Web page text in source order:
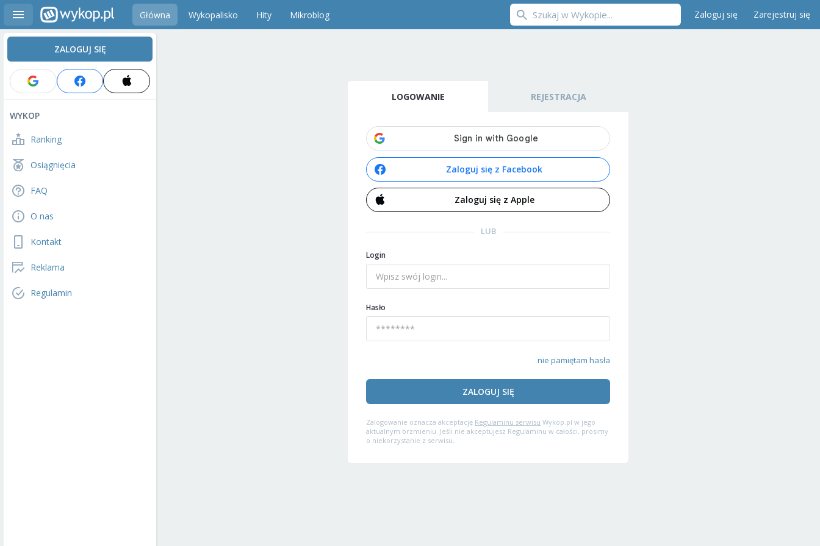
Główna Wykopalisko Hity Mikroblog Zaloguj się Zarejestruj się
ZALOGUJ SIĘ
WYKOP
Ranking
Osiągnięcia
FAQ
O nas
Kontakt
Reklama
Regulamin
LOGOWANIE REJESTRACJA
Zaloguj się z Facebook
Zaloguj się z Apple
LUB
Login
Hasło
nie pamiętam hasła
ZALOGUJ SIĘ
Zalogowanie oznacza akceptację Regulaminu serwisu Wykop.pl w jego
aktualnym brzmieniu. Jeśli nie akceptujesz Regulaminu w całości, prosimy
o niekorzystanie z serwisu.